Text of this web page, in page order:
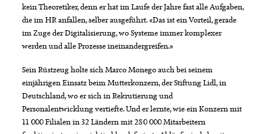
kein Theoretiker, denn er hat im Laufe der Jahre fast alle Aufgaben,
die im HR anfallen, selber ausgeführt. «Das ist ein Vorteil, gerade
im Zuge der Digitalisierung, wo Systeme immer komplexer
werden und alle Prozesse ineinandergreifen.»
Sein Rüstzeug holte sich Marco Monego auch bei seinem
einjährigen Einsatz beim Mutterkonzern, der Stiftung Lidl, in
Deutschland, wo er sich in Rekrutierung und
Personalentwicklung vertiefte. Und er lernte, wie ein Konzern mit
11 000 Filialen in 32 Ländern mit 280 000 Mitarbeitern